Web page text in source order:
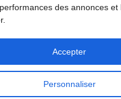
des annonces et
Personnaliser
Accepter
nous: